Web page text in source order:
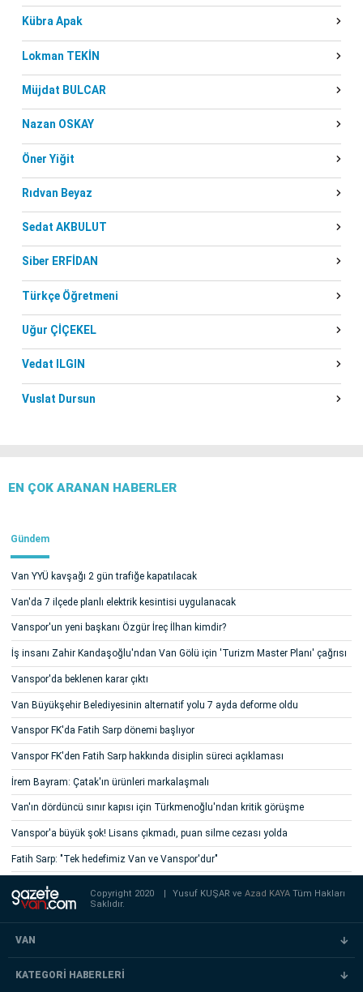
Kübra Apak
Lokman TEKİN
Müjdat BULCAR
Nazan OSKAY
Öner Yiğit
Rıdvan Beyaz
Sedat AKBULUT
Siber ERFİDAN
Türkçe Öğretmeni
Uğur ÇİÇEKEL
Vedat ILGIN
Vuslat Dursun
EN ÇOK ARANAN HABERLER
Gündem
Van YYÜ kavşağı 2 gün trafiğe kapatılacak
Van'da 7 ilçede planlı elektrik kesintisi uygulanacak
Vanspor'un yeni başkanı Özgür İreç İlhan kimdir?
İş insanı Zahir Kandaşoğlu'ndan Van Gölü için 'Turizm Master Planı' çağrısı
Vanspor'da beklenen karar çıktı
Van Büyükşehir Belediyesinin alternatif yolu 7 ayda deforme oldu
Vanspor FK'da Fatih Sarp dönemi başlıyor
Vanspor FK'den Fatih Sarp hakkında disiplin süreci açıklaması
İrem Bayram: Çatak'ın ürünleri markalaşmalı
Van'ın dördüncü sınır kapısı için Türkmenoğlu'ndan kritik görüşme
Vanspor'a büyük şok! Lisans çıkmadı, puan silme cezası yolda
Fatih Sarp: "Tek hedefimiz Van ve Vanspor'dur"
Copyright 2020 Yusuf KUŞAR veAzad KAYATüm Hakları
Saklıdır.
VAN
KATEGORİ HABERLERİ